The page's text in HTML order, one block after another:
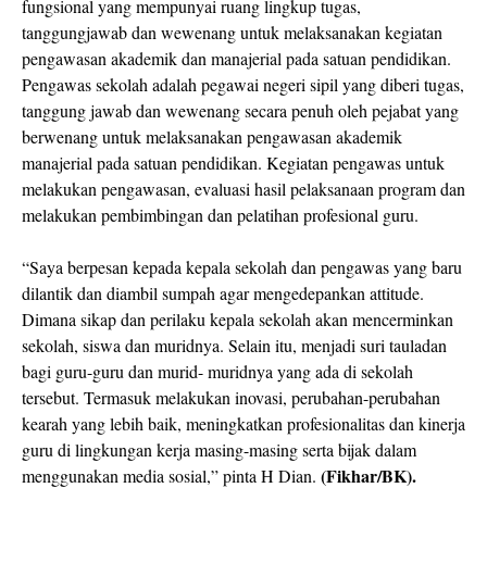
fungsional yang mempunyai ruang lingkup tugas,
tanggungjawab dan wewenang untuk melaksanakan kegiatan
pengawasan akademik dan manajerial pada satuan pendidikan.
Pengawas sekolah adalah pegawai negeri sipil yang diberi tugas,
tanggung jawab dan wewenang secara penuh oleh pejabat yang
berwenang untuk melaksanakan pengawasan akademik
manajerial pada satuan pendidikan. Kegiatan pengawas untuk
melakukan pengawasan, evaluasi hasil pelaksanaan program dan
melakukan pembimbingan dan pelatihan profesional guru.
“Saya berpesan kepada kepala sekolah dan pengawas yang baru
dilantik dan diambil sumpah agar mengedepankan attitude.
Dimana sikap dan perilaku kepala sekolah akan mencerminkan
sekolah, siswa dan muridnya. Selain itu, menjadi suri tauladan
bagi guru-guru dan murid- muridnya yang ada di sekolah
tersebut. Termasuk melakukan inovasi, perubahan-perubahan
kearah yang lebih baik, meningkatkan profesionalitas dan kinerja
guru di lingkungan kerja masing-masing serta bijak dalam
menggunakan media sosial,” pinta H Dian. (Fikhar/BK).